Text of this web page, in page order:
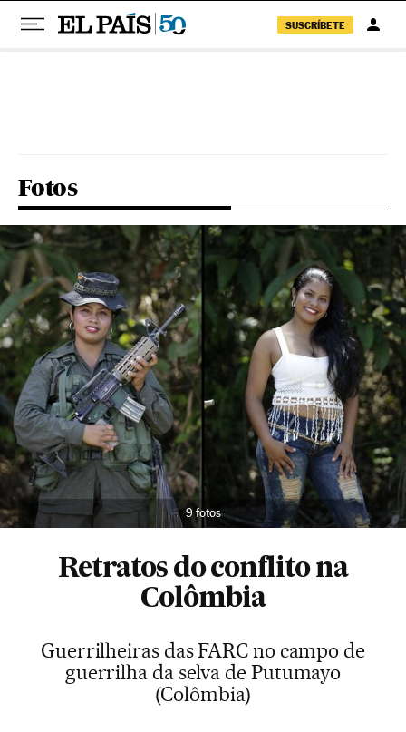
SUSCRÍBETE
Fotos
9 fotos
Retratos do conflito na
Colômbia
Guerrilheiras das FARC no campo de
guerrilha da selva de Putumayo
(Colômbia)